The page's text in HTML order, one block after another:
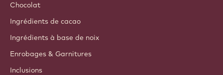
Chocolat
Ingrédients de cacao
Ingrédients à base de noix
Enrobages & Garnitures
Inclusions